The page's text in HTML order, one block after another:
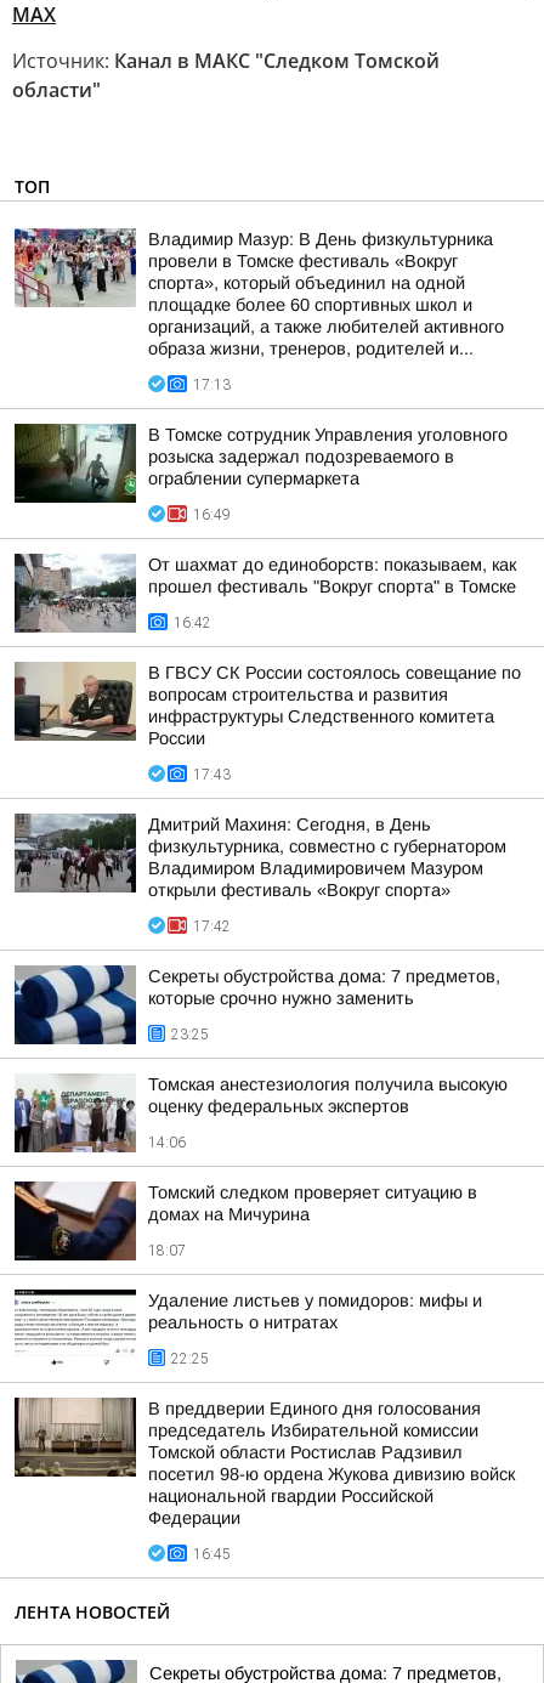
МАХ
Источник: Канал в МАКС "Следком Томской
области"
ТОП
Владимир Мазур: В День физкультурника
провели в Томске фестиваль «Вокруг
спорта», который объединил на одной
площадке более 60 спортивных школ и
организаций, а также любителей активного
образа жизни, тренеров, родителей и...
17:13
В Томске сотрудник Управления уголовного
розыска задержал подозреваемого в
ограблении супермаркета
16:49
От шахмат до единоборств: показываем, как
прошел фестиваль "Вокруг спорта" в Томске
16:42
В ГВСУ СК России состоялось совещание по
вопросам строительства и развития
инфраструктуры Следственного комитета
России
17:43
Дмитрий Махиня: Сегодня, в День
физкультурника, совместно с губернатором
Владимиром Владимировичем Мазуром
открыли фестиваль «Вокруг спорта»
17:42
Секреты обустройства дома: 7 предметов,
которые срочно нужно заменить
23:25
Томская анестезиология получила высокую
оценку федеральных экспертов
14:06
Томский следком проверяет ситуацию в
домах на Мичурина
18:07
Удаление листьев у помидоров: мифы и
реальность о нитратах
22:25
В преддверии Единого дня голосования
председатель Избирательной комиссии
Томской области Ростислав Радзивил
посетил 98-ю ордена Жукова дивизию войск
национальной гвардии Российской
Федерации
16:45
ЛЕНТА НОВОСТЕЙ
Секреты обустройства дома: 7 предметов,